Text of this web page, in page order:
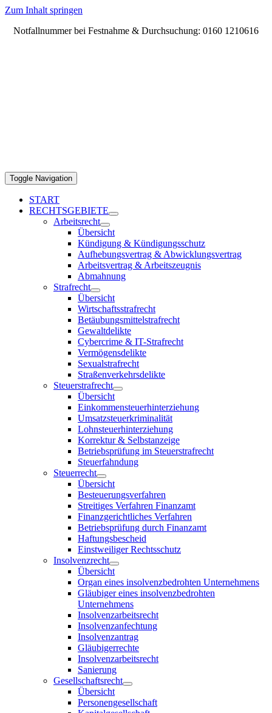
Zum Inhalt springen
Notfallnummer bei Festnahme & Durchsuchung: 0160 1210616
Toggle Navigation
START
RECHTSGEBIETE
Arbeitsrecht
Übersicht
Kündigung & Kündigungsschutz
Aufhebungsvertrag & Abwicklungsvertrag
Arbeitsvertrag & Arbeitszeugnis
Abmahnung
Strafrecht
Übersicht
Wirtschaftsstrafrecht
Betäubungsmittelstrafrecht
Gewaltdelikte
Cybercrime & IT-Strafrecht
Vermögensdelikte
Sexualstrafrecht
Straßenverkehrsdelikte
Steuerstrafrecht
Übersicht
Einkommensteuerhinterziehung
Umsatzsteuerkriminalität
Lohnsteuerhinterziehung
Korrektur & Selbstanzeige
Betriebsprüfung im Steuerstrafrecht
Steuerfahndung
Steuerrecht
Übersicht
Besteuerungsverfahren
Streitiges Verfahren Finanzamt
Finanzgerichtliches Verfahren
Betriebsprüfung durch Finanzamt
Haftungsbescheid
Einstweiliger Rechtsschutz
Insolvenzrecht
Übersicht
Organ eines insolvenzbedrohten Unternehmens
Gläubiger eines insolvenzbedrohten
Unternehmens
Insolvenzarbeitsrecht
Insolvenzanfechtung
Insolvenzantrag
Gläubigerrechte
Insolvenzarbeitsrecht
Sanierung
Gesellschaftsrecht
Übersicht
Personengesellschaft